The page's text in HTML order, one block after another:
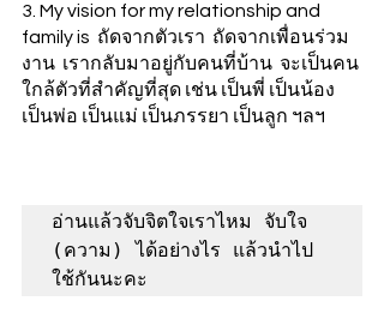
3. My vision for my relationship and
family is  ถัดจากตัวเรา  ถัดจากเพื่อนร่วม
งาน  เรากลับมาอยู่กับคนที่บ้าน  จะเป็นคน
ใกล้ตัวที่สำคัญที่สุด เช่น เป็นพี่ เป็นน้อง
เป็นพ่อ เป็นแม่ เป็นภรรยา เป็นลูก ฯลฯ
อ่านแล้วจับจิตใจเราไหม จับใจ
(ความ) ได้อย่างไร แล้วนำไป
ใช้กันนะคะ